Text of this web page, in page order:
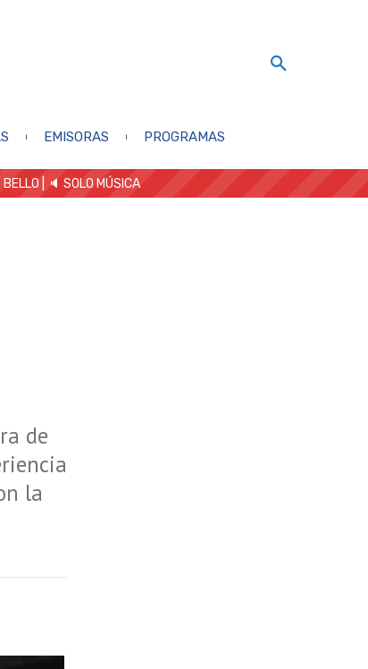
EMISORAS PROGRAMAS
BELLO 🔈 SOLO MÚSICA
de
la